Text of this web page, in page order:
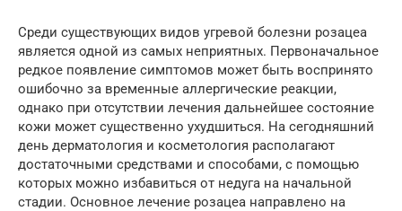
Среди существующих видов угревой болезни розацеа
является одной из самых неприятных. Первоначальное
редкое появление симптомов может быть воспринято
ошибочно за временные аллергические реакции,
однако при отсутствии лечения дальнейшее состояние
кожи может существенно ухудшиться. На сегодняшний
день дерматология и косметология располагают
достаточными средствами и способами, с помощью
которых можно избавиться от недуга на начальной
стадии. Основное лечение розацеа направлено на